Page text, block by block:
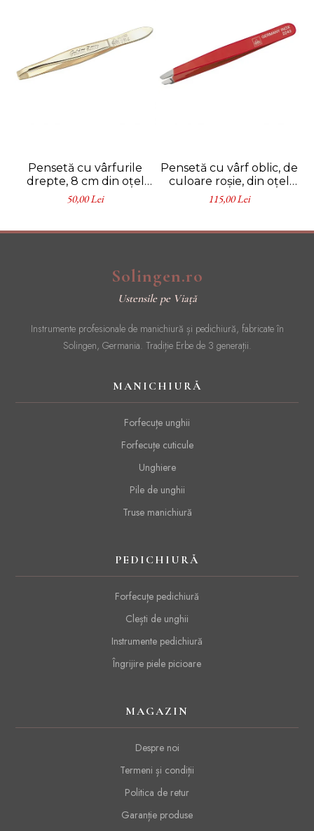
Pensetă cu vârfurile
drepte, 8 cm din oțel
inoxidabil aurit - Erbe
Solingen
50,00 Lei
Pensetă cu vârf oblic, de
culoare roșie, din oțel
inoxidabil, 9.5 cm
115,00 Lei
Solingen.ro
Ustensile pe Viață
Instrumente profesionale de manichiură și pedichiură, fabricate în
Solingen, Germania. Tradiție Erbe de 3 generații.
MANICHIURĂ
Forfecuțe unghii
Forfecuțe cuticule
Unghiere
Pile de unghii
Truse manichiură
PEDICHIURĂ
Forfecuțe pedichiură
Clești de unghii
Instrumente pedichiură
Îngrijire piele picioare
MAGAZIN
Despre noi
Termeni și condiții
Politica de retur
Garanție produse